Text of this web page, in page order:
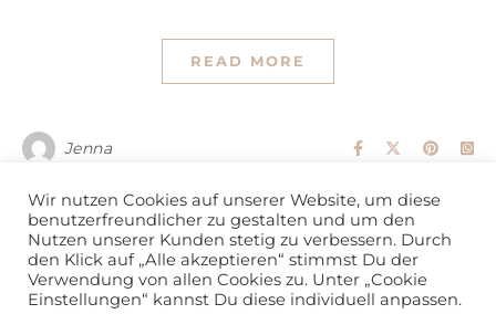
READ MORE
Jenna
love • horse • soul by Jenna 2026 ©
Wir nutzen Cookies auf unserer Website, um diese
benutzerfreundlicher zu gestalten und um den
Nutzen unserer Kunden stetig zu verbessern. Durch
den Klick auf „Alle akzeptieren“ stimmst Du der
Verwendung von allen Cookies zu. Unter „Cookie
Einstellungen“ kannst Du diese individuell anpassen.